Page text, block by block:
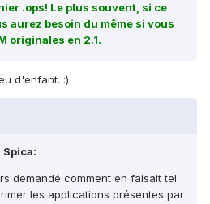
.ops! Le plus souvent, si ce
aurez besoin du même si vous
originales en 2.1.
d'enfant. :)
demandé comment en faisait tel
les applications présentes par